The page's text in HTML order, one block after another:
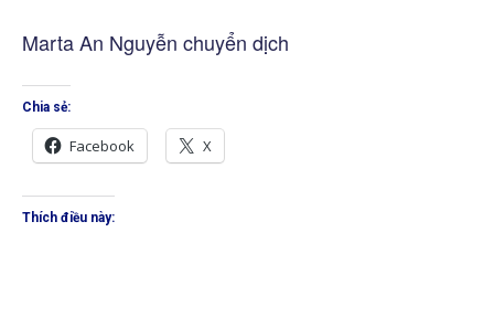
Marta An Nguyễn chuyển dịch
Chia sẻ:
Facebook X
Thích điều này: